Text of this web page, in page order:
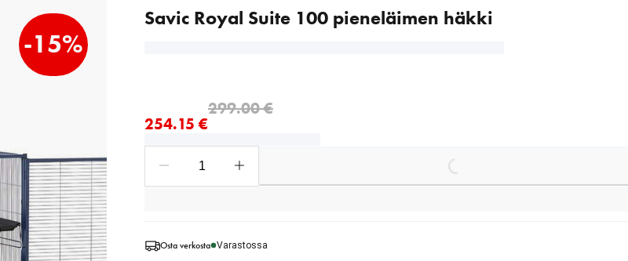
Savic Royal Suite 100 pieneläimen häkki
-15%
254.15 €
nykyinen hinta 254.15 €
299.00 €
alkuperäinen hinta 299.00 €
Loading...
Osta verkosta Varastossa